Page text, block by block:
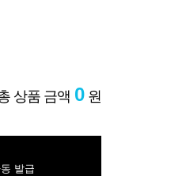
상품 금액 0 원
발급